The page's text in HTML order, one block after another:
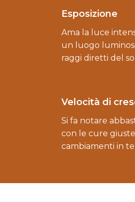
Esposizione
Ama la luce
un luogo
raggi diretti del
Velocità di
Si fa notare
con le cure
cambiamenti in